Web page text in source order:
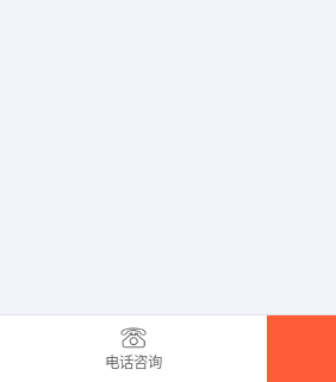
电话咨询